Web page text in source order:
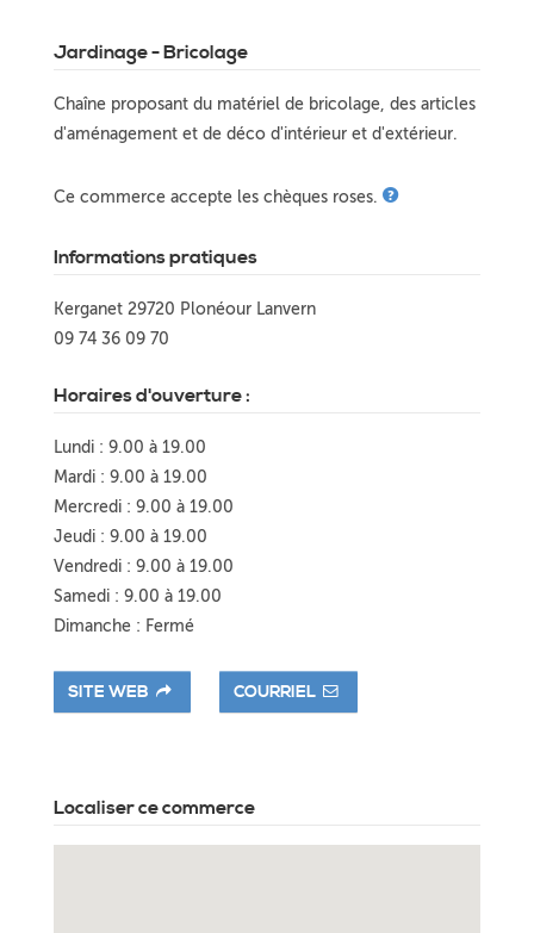
Jardinage - Bricolage
Chaîne proposant du matériel de bricolage, des articles
d'aménagement et de déco d'intérieur et d'extérieur.
Ce commerce accepte les chèques roses.
Informations pratiques
Kerganet 29720 Plonéour Lanvern
09 74 36 09 70
Horaires d'ouverture :
Lundi : 9.00 à 19.00
Mardi : 9.00 à 19.00
Mercredi : 9.00 à 19.00
Jeudi : 9.00 à 19.00
Vendredi : 9.00 à 19.00
Samedi : 9.00 à 19.00
Dimanche : Fermé
SITE WEB COURRIEL
Localiser ce commerce